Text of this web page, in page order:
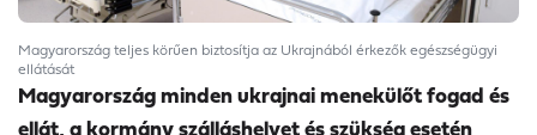
Magyarország teljes körűen biztosítja az Ukrajnából érkezők egészségügyi
ellátását
Magyarország minden ukrajnai menekülőt fogad és